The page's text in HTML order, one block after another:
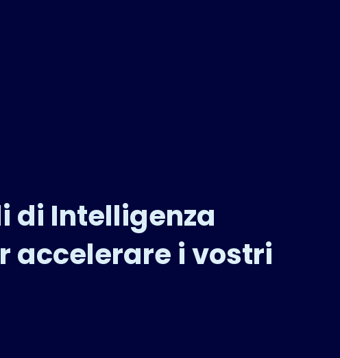
di Intelligenza
accelerare i vostri